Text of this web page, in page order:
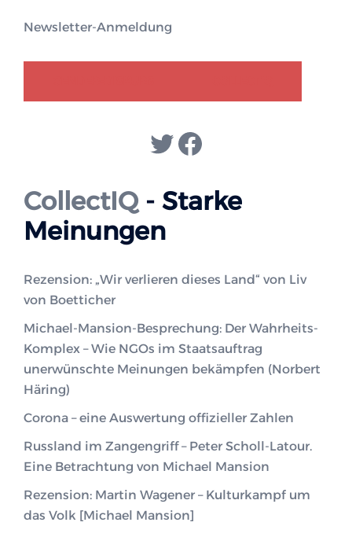
Newsletter-Anmeldung
Twitter
Facebook
CollectIQ- Starke
Meinungen
Rezension: „Wir verlieren dieses Land“ von Liv
von Boetticher
Michael-Mansion-Besprechung: Der Wahrheits-
Komplex – Wie NGOs im Staatsauftrag
unerwünschte Meinungen bekämpfen (Norbert
Häring)
Corona – eine Auswertung offizieller Zahlen
Russland im Zangengriff – Peter Scholl-Latour.
Eine Betrachtung von Michael Mansion
Rezension: Martin Wagener – Kulturkampf um
das Volk [Michael Mansion]